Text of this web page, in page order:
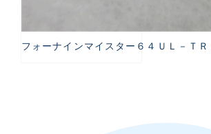
フォーナインマイスター６４ＵＬ－ＴＲ